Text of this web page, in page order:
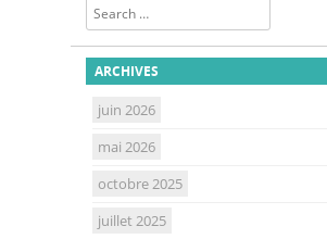
Search
ARCHIVES
juin 2026
mai 2026
octobre 2025
juillet 2025